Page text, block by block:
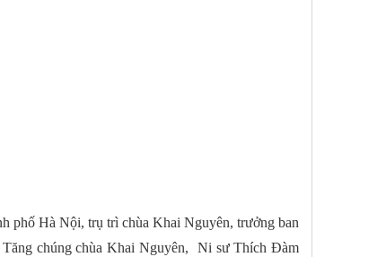
phố Hà Nội, trụ trì chùa Khai Nguyên, trưởng ban
chúng chùa Khai Nguyên, Ni sư Thích Đàm